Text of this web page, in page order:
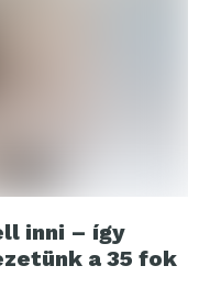
inni – így
a 35 fok